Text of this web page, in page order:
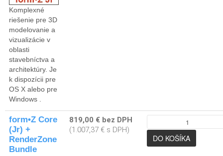
Komplexné
riešenie pre 3D
modelovanie a
vizualizácie v
oblasti
stavebníctva a
architektúry. Je
k dispozícii pre
OS X alebo pre
Windows .
form•Z Core
(Jr) +
RenderZone
Bundle
819,00 € bez DPH
(1.007,37 € s DPH)